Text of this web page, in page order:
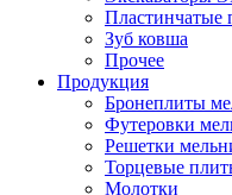
Пластинчатые
Зуб ковша
Прочее
Продукция
Бронеплиты
Футеровки
Решетки
Торцевые
Молотки